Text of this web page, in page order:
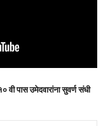
वी पास उमेदवारांना सुवर्ण संधी